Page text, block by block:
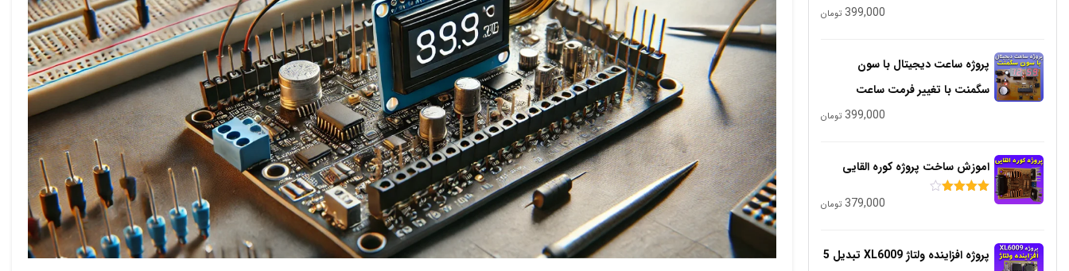
399,000 تومان
پروژه ساعت دیجیتال با سون
سگمنت با تغییر فرمت ساعت
399,000 تومان
اموزش ساخت پروژه کوره القایی
379,000 تومان
پروژه افزاینده ولتاژ XL6009 تبدیل 5